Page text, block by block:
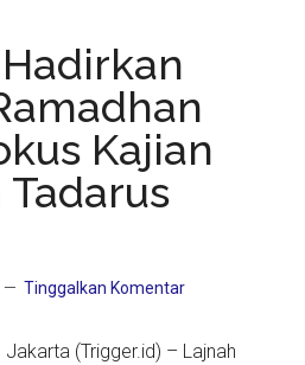
Kajian
Tinggalkan Komentar
Jakarta (Trigger.id) – Lajnah